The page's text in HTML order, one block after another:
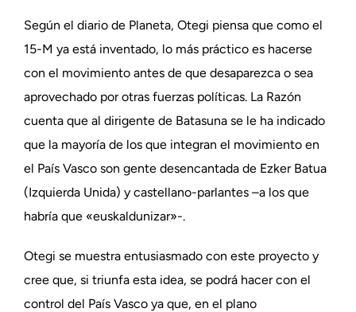
Según el diario de Planeta, Otegi piensa que como el
15-M ya está inventado, lo más práctico es hacerse
con el movimiento antes de que desaparezca o sea
aprovechado por otras fuerzas políticas. La Razón
cuenta que al dirigente de Batasuna se le ha indicado
que la mayoría de los que integran el movimiento en
el País Vasco son gente desencantada de Ezker Batua
(Izquierda Unida) y castellano-parlantes –a los que
habría que «euskaldunizar»-.
Otegi se muestra entusiasmado con este proyecto y
cree que, si triunfa esta idea, se podrá hacer con el
control del País Vasco ya que, en el plano